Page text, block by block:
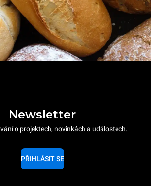
Newsletter
o projektech, novinkách a událostech.
PŘIHLÁSIT SE